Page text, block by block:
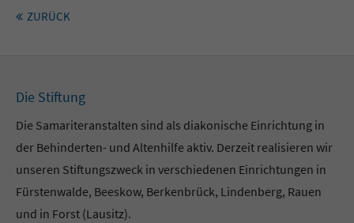
ZURÜCK
Die Stiftung
Die Samariteranstalten sind als diakonische Einrichtung in
der Behinderten- und Altenhilfe aktiv. Derzeit realisieren wir
unseren Stiftungszweck in verschiedenen Einrichtungen in
Fürstenwalde, Beeskow, Berkenbrück, Lindenberg, Rauen
und in Forst (Lausitz).